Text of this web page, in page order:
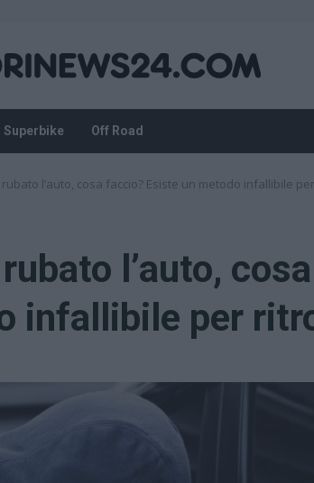
Superbike Off Road
l’auto, cosa faccio? Esiste un metodo infallibile
l’auto,
infallibile per